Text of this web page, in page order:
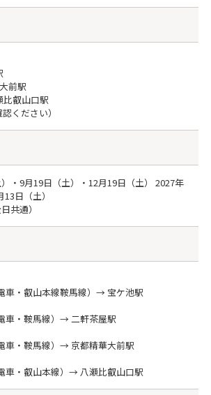
前駅
叡山口駅
ください）
・9月19日（土）・12月19日（土） 2027年
日（土）
共通）
車・叡山本線鞍馬線）→ 宝ケ池駅
車・鞍馬線）→ 二軒茶屋駅
車・鞍馬線）→ 京都精華大前駅
車・叡山本線）→ 八瀬比叡山口駅